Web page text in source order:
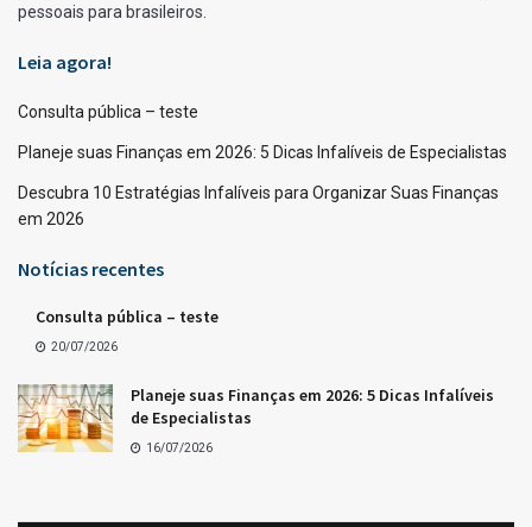
pessoais para brasileiros.
Leia agora!
Consulta pública – teste
Planeje suas Finanças em 2026: 5 Dicas Infalíveis de Especialistas
Descubra 10 Estratégias Infalíveis para Organizar Suas Finanças
em 2026
Notícias recentes
Consulta pública – teste
20/07/2026
Planeje suas Finanças em 2026: 5 Dicas Infalíveis
de Especialistas
16/07/2026